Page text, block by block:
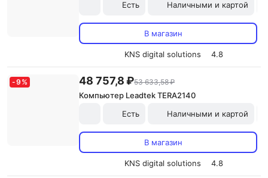
Есть
Наличными и картой
В магазин
KNS digital solutions 4.8
-9 % 48 757,8 ₽53 633,58 ₽
Компьютер Leadtek TERA2140
Есть
Наличными и картой
В магазин
KNS digital solutions 4.8